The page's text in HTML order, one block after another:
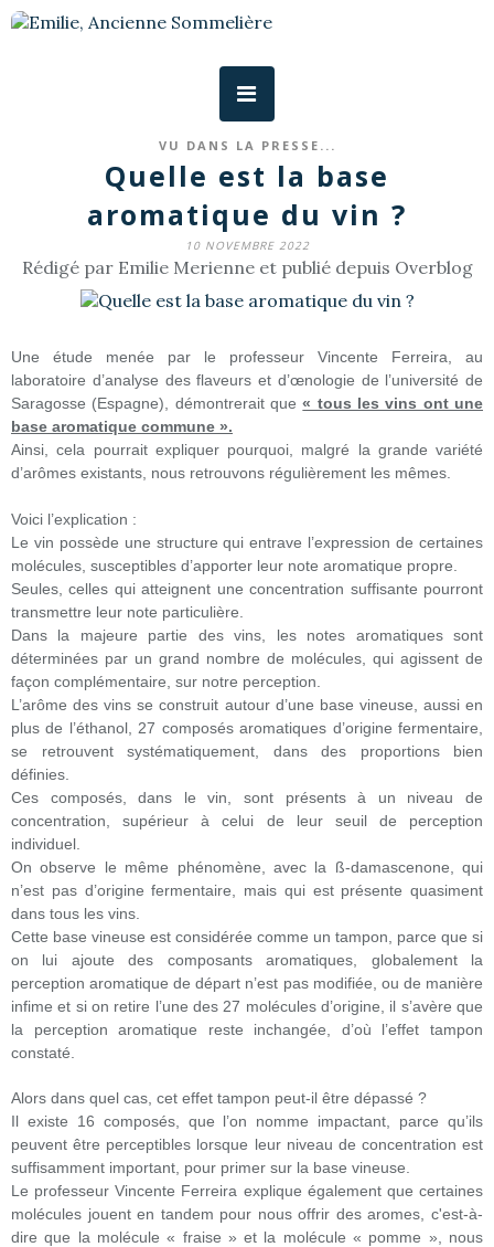
VU DANS LA PRESSE...
Quelle est la base
aromatique du vin ?
10 NOVEMBRE 2022
Rédigé par Emilie Merienne et publié depuis Overblog
Une étude menée par le professeur Vincente Ferreira, au
laboratoire d’analyse des flaveurs et d’œnologie de l’université de
Saragosse (Espagne), démontrerait que« tous les vins ont une
base aromatique commune ».
Ainsi, cela pourrait expliquer pourquoi, malgré la grande variété
d’arômes existants, nous retrouvons régulièrement les mêmes.
Voici l’explication :
Le vin possède une structure qui entrave l’expression de certaines
molécules, susceptibles d’apporter leur note aromatique propre.
Seules, celles qui atteignent une concentration suffisante pourront
transmettre leur note particulière.
Dans la majeure partie des vins, les notes aromatiques sont
déterminées par un grand nombre de molécules, qui agissent de
façon complémentaire, sur notre perception.
L’arôme des vins se construit autour d’une base vineuse, aussi en
plus de l’éthanol, 27 composés aromatiques d’origine fermentaire,
se retrouvent systématiquement, dans des proportions bien
définies.
Ces composés, dans le vin, sont présents à un niveau de
concentration, supérieur à celui de leur seuil de perception
individuel.
On observe le même phénomène, avec la ß-damascenone, qui
n’est pas d’origine fermentaire, mais qui est présente quasiment
dans tous les vins.
Cette base vineuse est considérée comme un tampon, parce que si
on lui ajoute des composants aromatiques, globalement la
perception aromatique de départ n’est pas modifiée, ou de manière
infime et si on retire l’une des 27 molécules d’origine, il s’avère que
la perception aromatique reste inchangée, d’où l’effet tampon
constaté.
Alors dans quel cas, cet effet tampon peut-il être dépassé ?
Il existe 16 composés, que l’on nomme impactant, parce qu’ils
peuvent être perceptibles lorsque leur niveau de concentration est
suffisamment important, pour primer sur la base vineuse.
Le professeur Vincente Ferreira explique également que certaines
molécules jouent en tandem pour nous offrir des aromes, c'est-à-
dire que la molécule « fraise » et la molécule « pomme », nous